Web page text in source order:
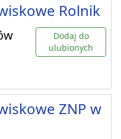
Rolnik
Dodaj do
ulubionych
ZNP w